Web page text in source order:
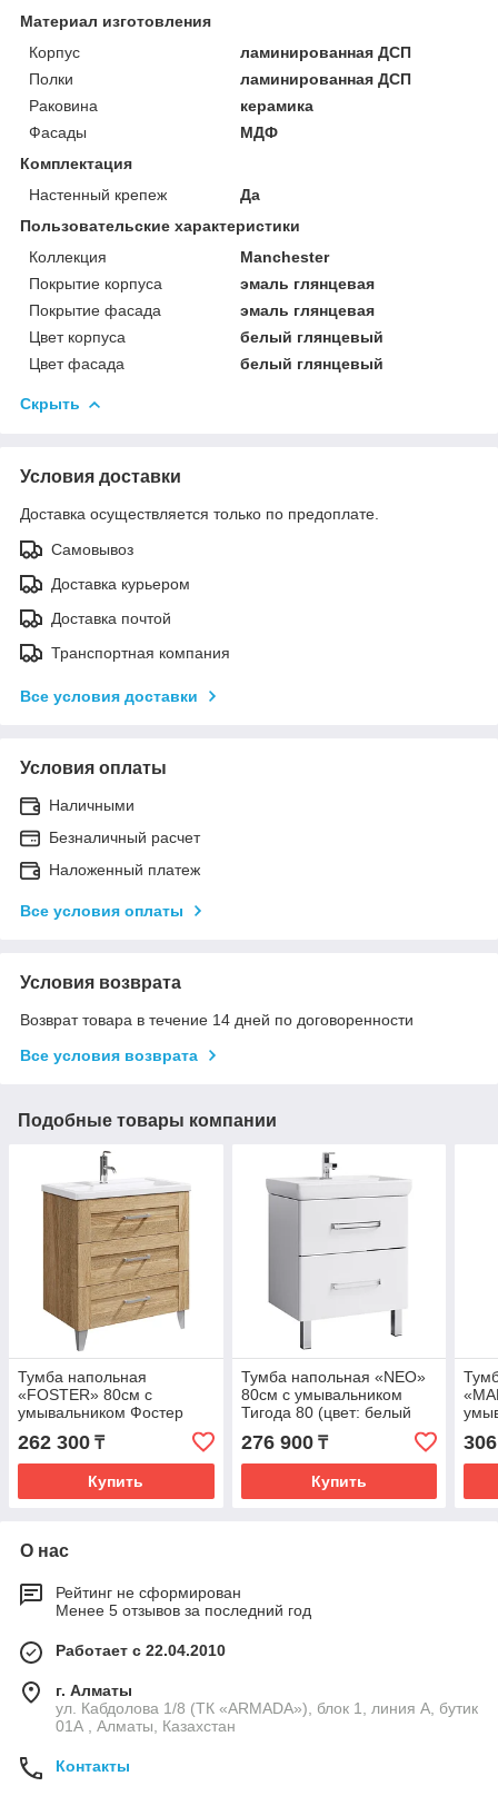
Материал изготовления
Корпус
ламинированная ДСП
Полки
ламинированная ДСП
Раковина
керамика
Фасады
МДФ
Комплектация
Настенный крепеж
Да
Пользовательские характеристики
Коллекция
Manchester
Покрытие корпуса
эмаль глянцевая
Покрытие фасада
эмаль глянцевая
Цвет корпуса
белый глянцевый
Цвет фасада
белый глянцевый
Скрыть
Условия доставки
Доставка осуществляется только по предоплате.
Самовывоз
Доставка курьером
Доставка почтой
Транспортная компания
Все условия доставки
Условия оплаты
Наличными
Безналичный расчет
Наложенный платеж
Все условия оплаты
Условия возврата
Возврат товара в течение 14 дней по договоренности
Все условия возврата
Подобные товары компании
Тумба напольная
«FOSTER» 80см с
умывальником Фостер
800 (цвет: дуб сонома)
262 300 ₸
Купить
Тумба напольная «NEO»
80см с умывальником
Тигода 80 (цвет: белый
276 900₸
Купить
О нас
Рейтинг не сформирован
Менее 5 отзывов за последний год
Работает с 22.04.2010
г. Алматы
ул. Кабдолова 1/8 (ТК «ARMADA»), блок 1, линия А, бутик
01А , Алматы, Казахстан
Контакты